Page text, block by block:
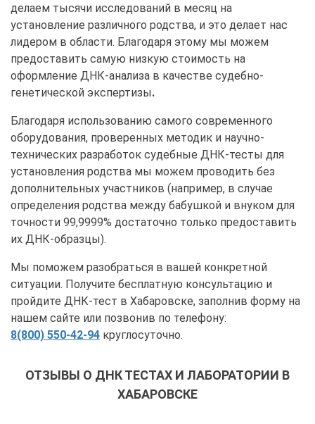
делаем тысячи исследований в месяц на
установление различного родства, и это делает нас
лидером в области. Благодаря этому мы можем
предоставить самую низкую стоимость на
оформление ДНК-анализа в качестве судебно-
генетической экспертизы.
Благодаря использованию самого современного
оборудования, проверенных методик и научно-
технических разработок судебные ДНК-тесты для
установления родства мы можем проводить без
дополнительных участников (например, в случае
определения родства между бабушкой и внуком для
точности 99,9999% достаточно только предоставить
их ДНК-образцы).
Мы поможем разобраться в вашей конкретной
ситуации. Получите бесплатную консультацию и
пройдите ДНК-тест в Хабаровске, заполнив форму на
нашем сайте или позвонив по телефону:
8(800) 550-42-94 круглосуточно.
ОТЗЫВЫ О ДНК ТЕСТАХ И ЛАБОРАТОРИИ В
ХАБАРОВСКЕ